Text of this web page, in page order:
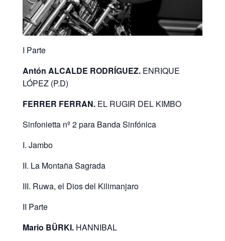
I Parte
Antón ALCALDE RODRÍGUEZ. ENRIQUE
LÓPEZ (P.D)
FERRER FERRAN. EL RUGIR DEL KIMBO
Sinfonietta nº 2 para Banda Sinfónica
I. Jambo
II. La Montaña Sagrada
III. Ruwa, el Dios del Kilimanjaro
II Parte
Mario BÜRKI. HANNIBAL